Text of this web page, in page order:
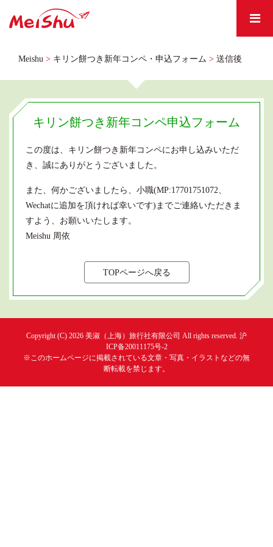
Meishu > キリン餅つき新年コンペ・申込フォーム > 送信後
キリン餅つき新年コンペ申込フォーム
この度は、キリン餅つき新年コンペにお申し込みいただ
き、誠にありがとうございました。
また、何かございましたら、小職(MP:17701751072、
Wechatに追加を頂ければ幸いです)までご連絡いただきま
すよう、お願いいたします。
Meishu 周依
TOPページへ戻る
Copyright (C) 2026 美淑（上海）旅行社有限公司 All rights reserved. 沪
ICP备20011175号-2
※このホームページに掲載されている文章・写真・イラストなどの無
断転載を禁じます。